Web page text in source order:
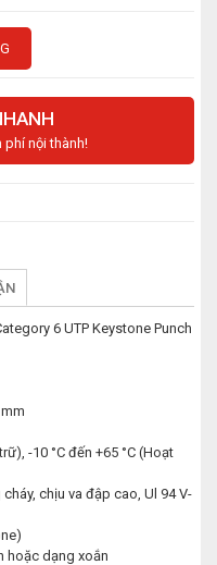
phí nội thành!
6 UTP Keystone Punch
-10 °C đến +65 °C (Hoạt
chịu va đập cao, Ul 94 V-
hoặc dạng xoắn